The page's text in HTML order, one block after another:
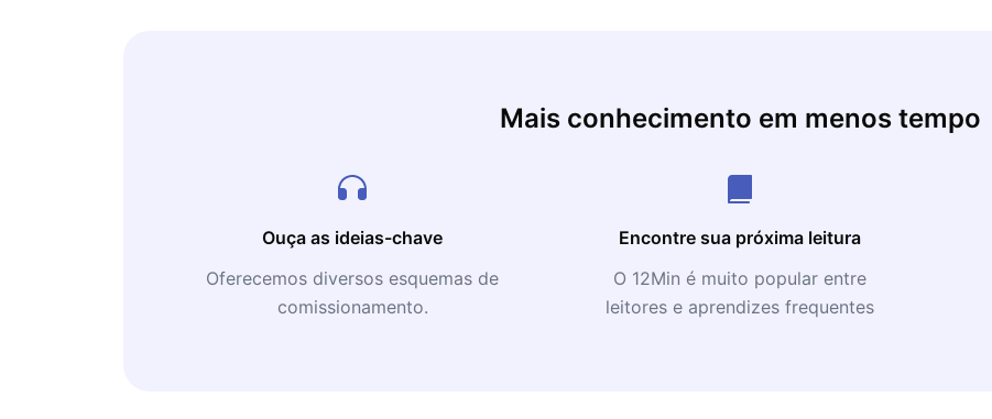
Mais conhecimento em menos tempo
Ouça as ideias-chave
Oferecemos diversos esquemas de
comissionamento.
Encontre sua próxima leitura
O 12Min é muito popular entre
leitores e aprendizes frequentes